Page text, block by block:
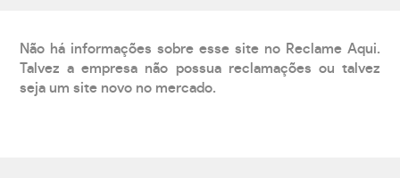
Não há informações sobre esse site no Reclame Aqui.
Talvez a empresa não possua reclamações ou talvez
seja um site novo no mercado.